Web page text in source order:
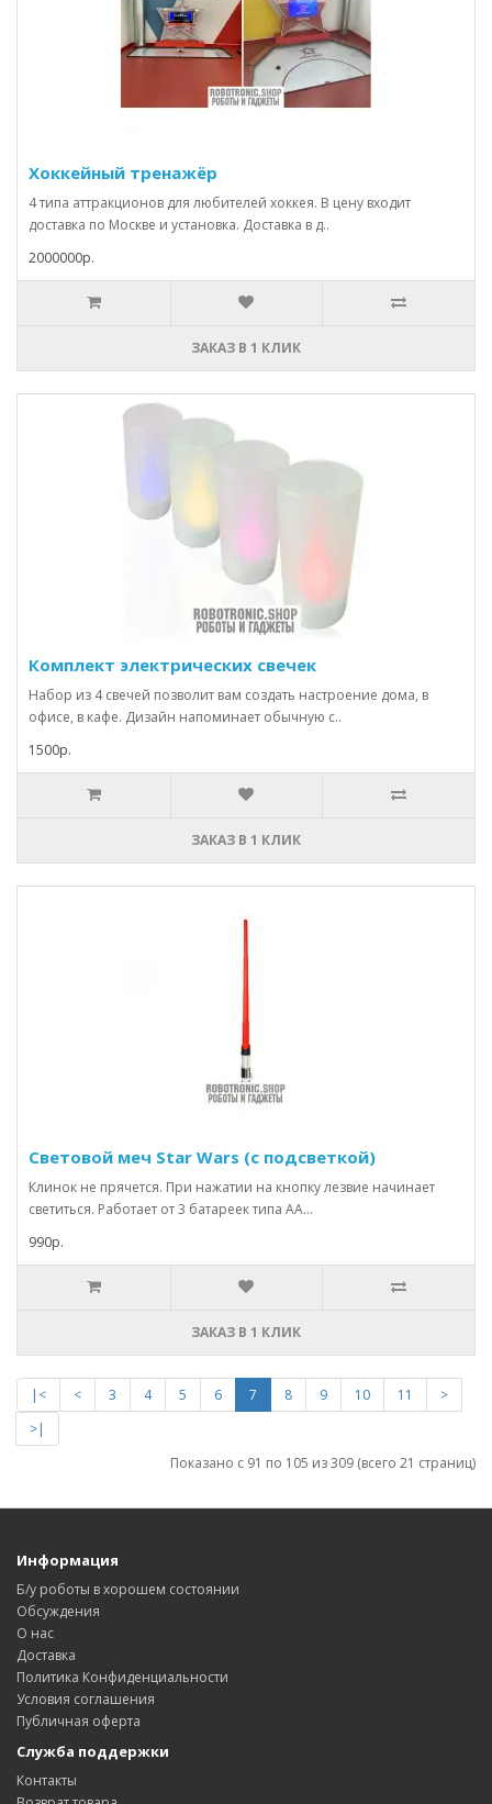
Хоккейный тренажёр
4 типа аттракционов для любителей хоккея. В цену входит
доставка по Москве и установка. Доставка в д..
2000000р.
ЗАКАЗ В 1 КЛИК
Комплект электрических свечек
Набор из 4 свечей позволит вам создать настроение дома, в
офисе, в кафе. Дизайн напоминает обычную с..
1500р.
ЗАКАЗ В 1 КЛИК
Световой меч Star Wars (с подсветкой)
Клинок не прячется. При нажатии на кнопку лезвие начинает
светиться. Работает от 3 батареек типа АА...
990р.
ЗАКАЗ В 1 КЛИК
|< < 3 4 5 6 7 8 9 10 11
>
>|
Показано с 91 по 105 из 309 (всего 21 страниц)
Информация
Б/у роботы в хорошем состоянии
Обсуждения
О нас
Доставка
Политика Конфиденциальности
Условия соглашения
Публичная оферта
Служба поддержки
Контакты